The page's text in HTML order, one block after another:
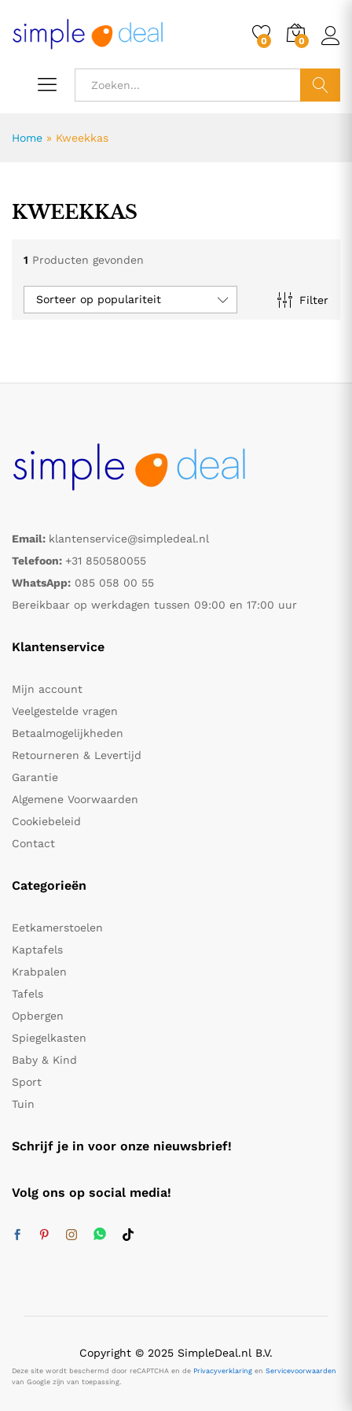
0 0
Home » Kweekkas
KWEEKKAS
1 Producten gevonden
Filter
Sorteer op populariteit
Email: klantenservice@simpledeal.nl
Telefoon: +31 850580055
WhatsApp: 085 058 00 55
Bereikbaar op werkdagen tussen 09:00 en 17:00 uur
Klantenservice
Mijn account
Veelgestelde vragen
Betaalmogelijkheden
Retourneren & Levertijd
Garantie
Algemene Voorwaarden
Cookiebeleid
Contact
Categorieën
Eetkamerstoelen
Kaptafels
Krabpalen
Tafels
Opbergen
Spiegelkasten
Baby & Kind
Sport
Tuin
Schrijf je in voor onze nieuwsbrief!
Volg ons op social media!
Copyright © 2025 SimpleDeal.nl B.V.
Deze site wordt beschermd door reCAPTCHA en de Privacyverklaring en Servicevoorwaarden
van Google zijn van toepassing.